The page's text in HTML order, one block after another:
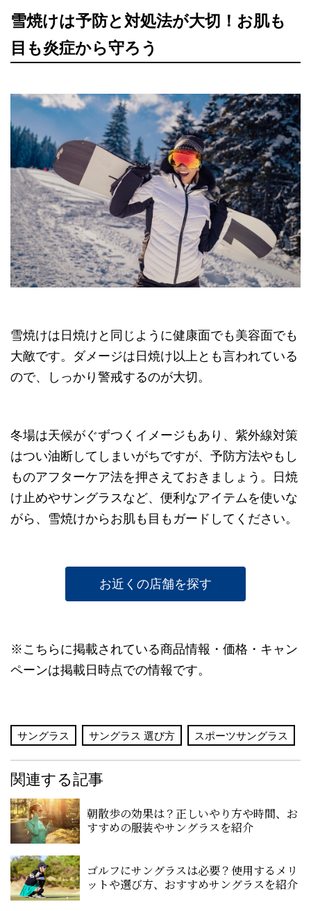
雪焼けは予防と対処法が大切！お肌も
目も炎症から守ろう
雪焼けは日焼けと同じように健康面でも美容面でも
大敵です。ダメージは日焼け以上とも言われている
ので、しっかり警戒するのが大切。
冬場は天候がぐずつくイメージもあり、紫外線対策
はつい油断してしまいがちですが、予防方法やもし
ものアフターケア法を押さえておきましょう。日焼
け止めやサングラスなど、便利なアイテムを使いな
がら、雪焼けからお肌も目もガードしてください。
お近くの店舗を探す
※こちらに掲載されている商品情報・価格・キャン
ペーンは掲載日時点での情報です。
サングラス サングラス 選び方 スポーツサングラス
関連する記事
朝散歩の効果は？正しいやり方や時間、お
すすめの服装やサングラスを紹介
ゴルフにサングラスは必要？使用するメリ
ットや選び方、おすすめサングラスを紹介